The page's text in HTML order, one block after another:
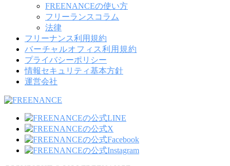
FREENANCEの使い方
フリーランスコラム
法律
フリーナンス利用規約
バーチャルオフィス利用規約
プライバシーポリシー
情報セキュリティ基本方針
運営会社